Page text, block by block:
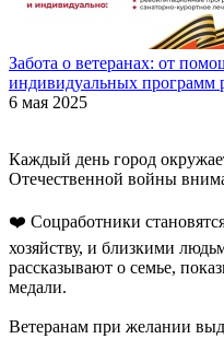
Забота о ветеранах: от
индивидуальных программ
6 мая 2025
Каждый день город
Отечественной войны
❤️ Соцработники
хозяйству, и близкими
рассказывают о семье,
медали.
Ветеранам при желании